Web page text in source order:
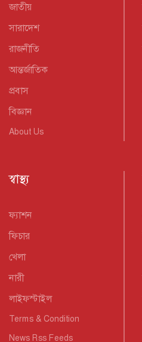
জাতীয়
সারাদেশ
রাজনীতি
আন্তর্জাতিক
প্রবাস
বিজ্ঞান
About Us
স্বাস্থ্য
ফ্যাশন
ফিচার
খেলা
নারী
লাইফস্টাইল
Terms & Condition
News Rss Feeds